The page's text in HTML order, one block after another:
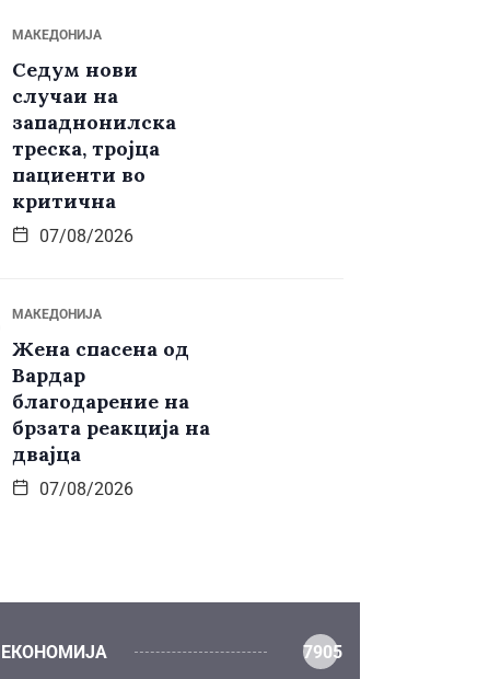
МАКЕДОНИЈА
Седум нови
случаи на
западнонилска
треска, тројца
пациенти во
критична
07/08/2026
МАКЕДОНИЈА
Жена спасена од
Вардар
благодарение на
брзата реакција на
двајца
07/08/2026
ЕКОНОМИЈА 7905